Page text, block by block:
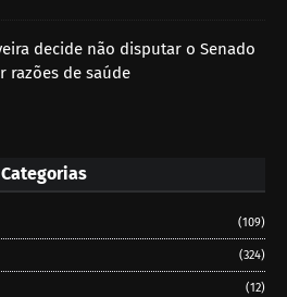
decide não disputar o Senado
razões de saúde
Categorias
(109)
(324)
(12)